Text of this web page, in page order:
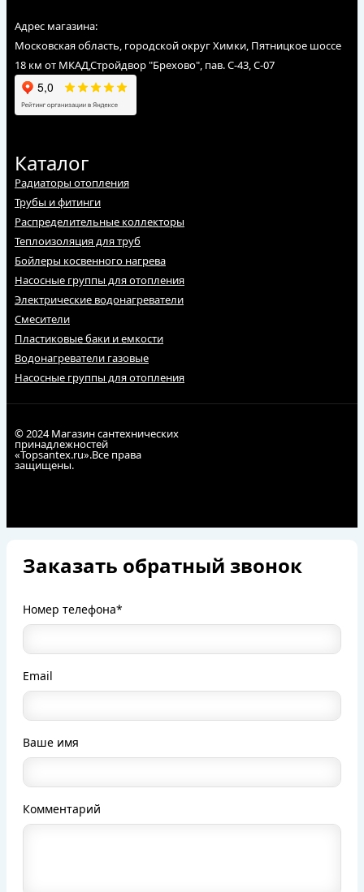
Адрес магазина:
Московская область, городской округ Химки, Пятницкое шоссе
18 км от МКАД,Стройдвор "Брехово", пав. С-43, С-07
Каталог
Радиаторы отопления
Трубы и фитинги
Распределительные коллекторы
Теплоизоляция для труб
Бойлеры косвенного нагрева
Насосные группы для отопления
Электрические водонагреватели
Смесители
Пластиковые баки и емкости
Водонагреватели газовые
Насосные группы для отопления
© 2024 Магазин сантехнических
принадлежностей
«Topsantex.ru».Все права
защищены.
Заказать обратный звонок
Номер телефона*
Email
Ваше имя
Комментарий